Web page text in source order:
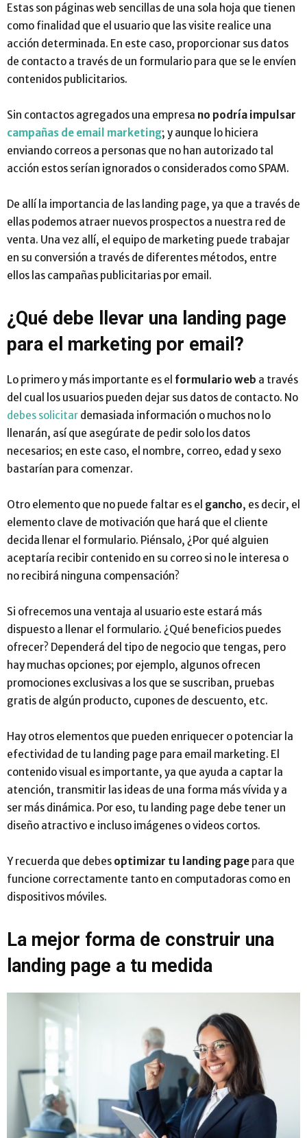
Estas son páginas web sencillas de una sola hoja que tienen
como finalidad que el usuario que las visite realice una
acción determinada. En este caso, proporcionar sus datos
de contacto a través de un formulario para que se le envíen
contenidos publicitarios.
Sin contactos agregados una empresa no podría impulsar
campañas de email marketing; y aunque lo hiciera
enviando correos a personas que no han autorizado tal
acción estos serían ignorados o considerados como SPAM.
De allí la importancia de las landing page, ya que a través de
ellas podemos atraer nuevos prospectos a nuestra red de
venta. Una vez allí, el equipo de marketing puede trabajar
en su conversión a través de diferentes métodos, entre
ellos las campañas publicitarias por email.
¿Qué debe llevar una landing page
para el marketing por email?
Lo primero y más importante es el formulario web a través
del cual los usuarios pueden dejar sus datos de contacto. No
debes solicitar demasiada información o muchos no lo
llenarán, así que asegúrate de pedir solo los datos
necesarios; en este caso, el nombre, correo, edad y sexo
bastarían para comenzar.
Otro elemento que no puede faltar es el gancho, es decir, el
elemento clave de motivación que hará que el cliente
decida llenar el formulario. Piénsalo, ¿Por qué alguien
aceptaría recibir contenido en su correo si no le interesa o
no recibirá ninguna compensación?
Si ofrecemos una ventaja al usuario este estará más
dispuesto a llenar el formulario. ¿Qué beneficios puedes
ofrecer? Dependerá del tipo de negocio que tengas, pero
hay muchas opciones; por ejemplo, algunos ofrecen
promociones exclusivas a los que se suscriban, pruebas
gratis de algún producto, cupones de descuento, etc.
Hay otros elementos que pueden enriquecer o potenciar la
efectividad de tu landing page para email marketing. El
contenido visual es importante, ya que ayuda a captar la
atención, transmitir las ideas de una forma más vívida y a
ser más dinámica. Por eso, tu landing page debe tener un
diseño atractivo e incluso imágenes o videos cortos.
Y recuerda que debes optimizar tu landing page para que
funcione correctamente tanto en computadoras como en
dispositivos móviles.
La mejor forma de construir una
landing page a tu medida